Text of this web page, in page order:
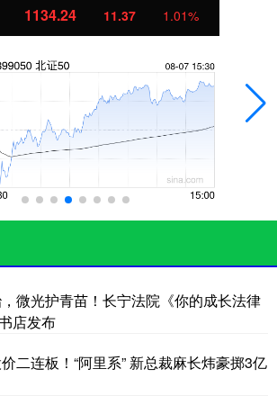
1134.24 11.37 1.01%
微光护青苗！长宁法院《你的成长法律
店发布
二连板！“阿里系” 新总裁麻长炜豪掷3亿